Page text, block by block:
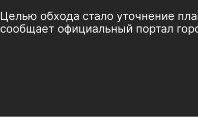
Целью обхода стало уточнение
сообщает официальный портал